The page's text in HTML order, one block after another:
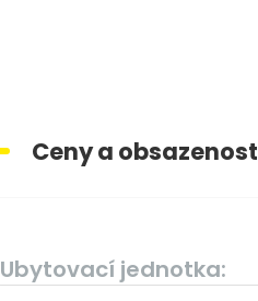
Ceny a obsazenost
Ubytovací jednotka: